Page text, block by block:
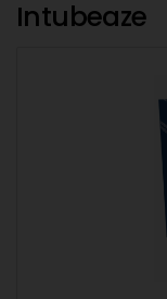
Intubeaze